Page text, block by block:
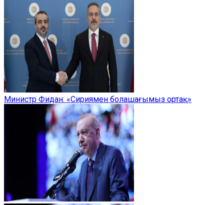
Министр Фидан: «Сириямен болашағымыз ортақ»